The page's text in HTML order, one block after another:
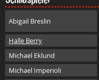
Abigail Breslin
Halle Berry
Michael Eklund
Michael Imperioli